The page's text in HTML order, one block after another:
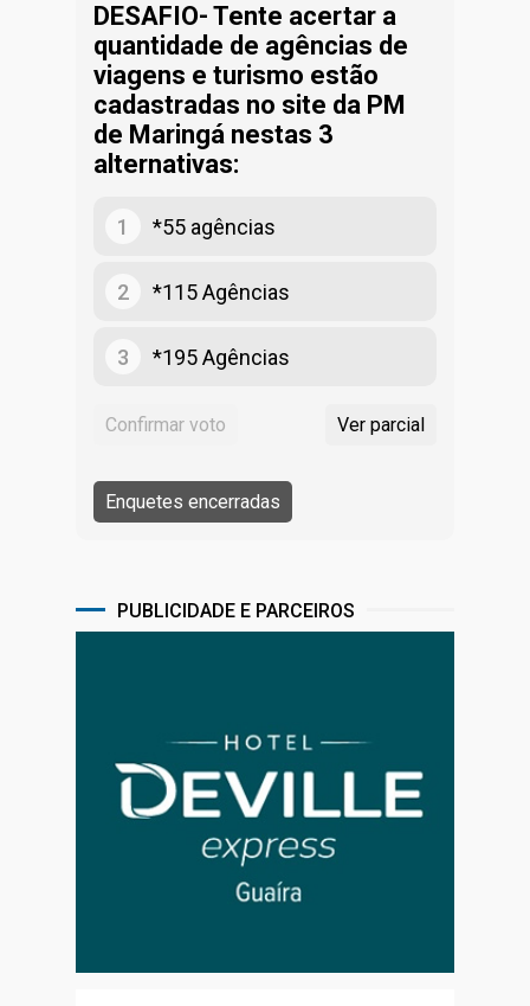
DESAFIO- Tente acertar a
quantidade de agências de
viagens e turismo estão
cadastradas no site da PM
de Maringá nestas 3
alternativas:
1 *55 agências
2 *115 Agências
3 *195 Agências
PUBLICIDADE E PARCEIROS